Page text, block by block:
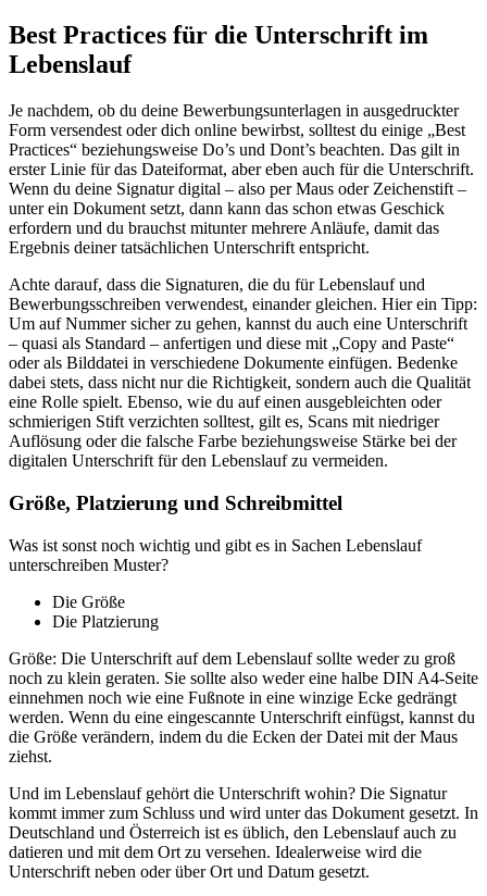
Best Practices für die Unterschrift im
Lebenslauf
Je nachdem, ob du deine Bewerbungsunterlagen in ausgedruckter
Form versendest oder dich online bewirbst, solltest du einige „Best
Practices“ beziehungsweise Do’s und Dont’s beachten. Das gilt in
erster Linie für das Dateiformat, aber eben auch für die Unterschrift.
Wenn du deine Signatur digital – also per Maus oder Zeichenstift –
unter ein Dokument setzt, dann kann das schon etwas Geschick
erfordern und du brauchst mitunter mehrere Anläufe, damit das
Ergebnis deiner tatsächlichen Unterschrift entspricht.
Achte darauf, dass die Signaturen, die du für Lebenslauf und
Bewerbungsschreiben verwendest, einander gleichen. Hier ein Tipp:
Um auf Nummer sicher zu gehen, kannst du auch eine Unterschrift
– quasi als Standard – anfertigen und diese mit „Copy and Paste“
oder als Bilddatei in verschiedene Dokumente einfügen. Bedenke
dabei stets, dass nicht nur die Richtigkeit, sondern auch die Qualität
eine Rolle spielt. Ebenso, wie du auf einen ausgebleichten oder
schmierigen Stift verzichten solltest, gilt es, Scans mit niedriger
Auflösung oder die falsche Farbe beziehungsweise Stärke bei der
digitalen Unterschrift für den Lebenslauf zu vermeiden.
Größe, Platzierung und Schreibmittel
Was ist sonst noch wichtig und gibt es in Sachen Lebenslauf
unterschreiben Muster?
Die Größe
Die Platzierung
Größe: Die Unterschrift auf dem Lebenslauf sollte weder zu groß
noch zu klein geraten. Sie sollte also weder eine halbe DIN A4-Seite
einnehmen noch wie eine Fußnote in eine winzige Ecke gedrängt
werden. Wenn du eine eingescannte Unterschrift einfügst, kannst du
die Größe verändern, indem du die Ecken der Datei mit der Maus
ziehst.
Und im Lebenslauf gehört die Unterschrift wohin? Die Signatur
kommt immer zum Schluss und wird unter das Dokument gesetzt. In
Deutschland und Österreich ist es üblich, den Lebenslauf auch zu
datieren und mit dem Ort zu versehen. Idealerweise wird die
Unterschrift neben oder über Ort und Datum gesetzt.